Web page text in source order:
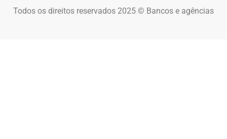
Todos os direitos reservados 2025 © Bancos e agências